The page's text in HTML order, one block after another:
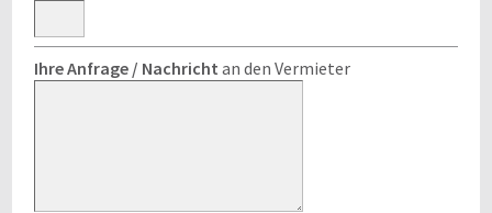
Ihre Anfrage / Nachricht an den Vermieter